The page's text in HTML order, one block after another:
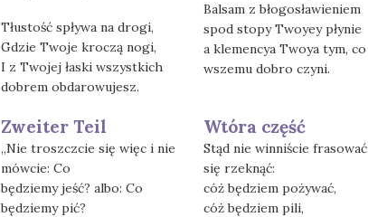
Tłustość spływa na drogi,
Gdzie Twoje kroczą nogi,
I z Twojej łaski wszystkich
dobrem obdarowujesz.
Balsam z błogosławieniem
spod stopy Twoyey płynie
a klemencya Twoya tym, co
wszemu dobro czyni.
Zweiter Teil Wtóra część
„Nie troszczcie się więc i nie
mówcie: Co
będziemy jeść? albo: Co
będziemy pić?
Stąd nie winniście frasować
się rzeknąć:
cóż będziem pożywać,
cóż będziem pili,